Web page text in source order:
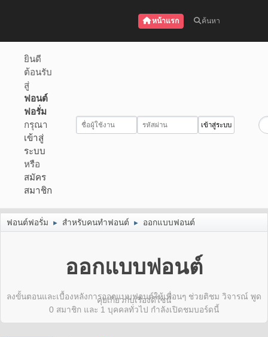
หน้าแรก ค้นหา
ยินดี
ต้อนรับ
สู่
ฟอนต์
ฟอรั่ม
กรุณา
เข้าสู่
ระบบ
หรือ
สมัคร
สมาชิก
ฟอนต์ฟอรั่ม ► สำหรับคนทำฟอนต์ ► ออกแบบฟอนต์
ออกแบบฟอนต์
ลงขั้นตอนและเบื้องหลังการออกแบบฟอนต์ให้เพื่อนๆ ช่วยติชม วิจารณ์ พูด
คุยเกี่ยวกับเรื่องดีไซน์
0 สมาชิก และ 1 บุคคลทั่วไป กำลังเปิดชมบอร์ดนี้